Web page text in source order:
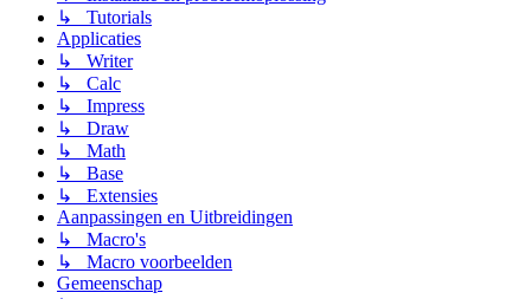
↳ Tutorials
Applicaties
↳ Writer
↳ Calc
↳ Impress
↳ Draw
↳ Math
↳ Base
↳ Extensies
Aanpassingen en Uitbreidingen
↳ Macro's
↳ Macro voorbeelden
Gemeenschap